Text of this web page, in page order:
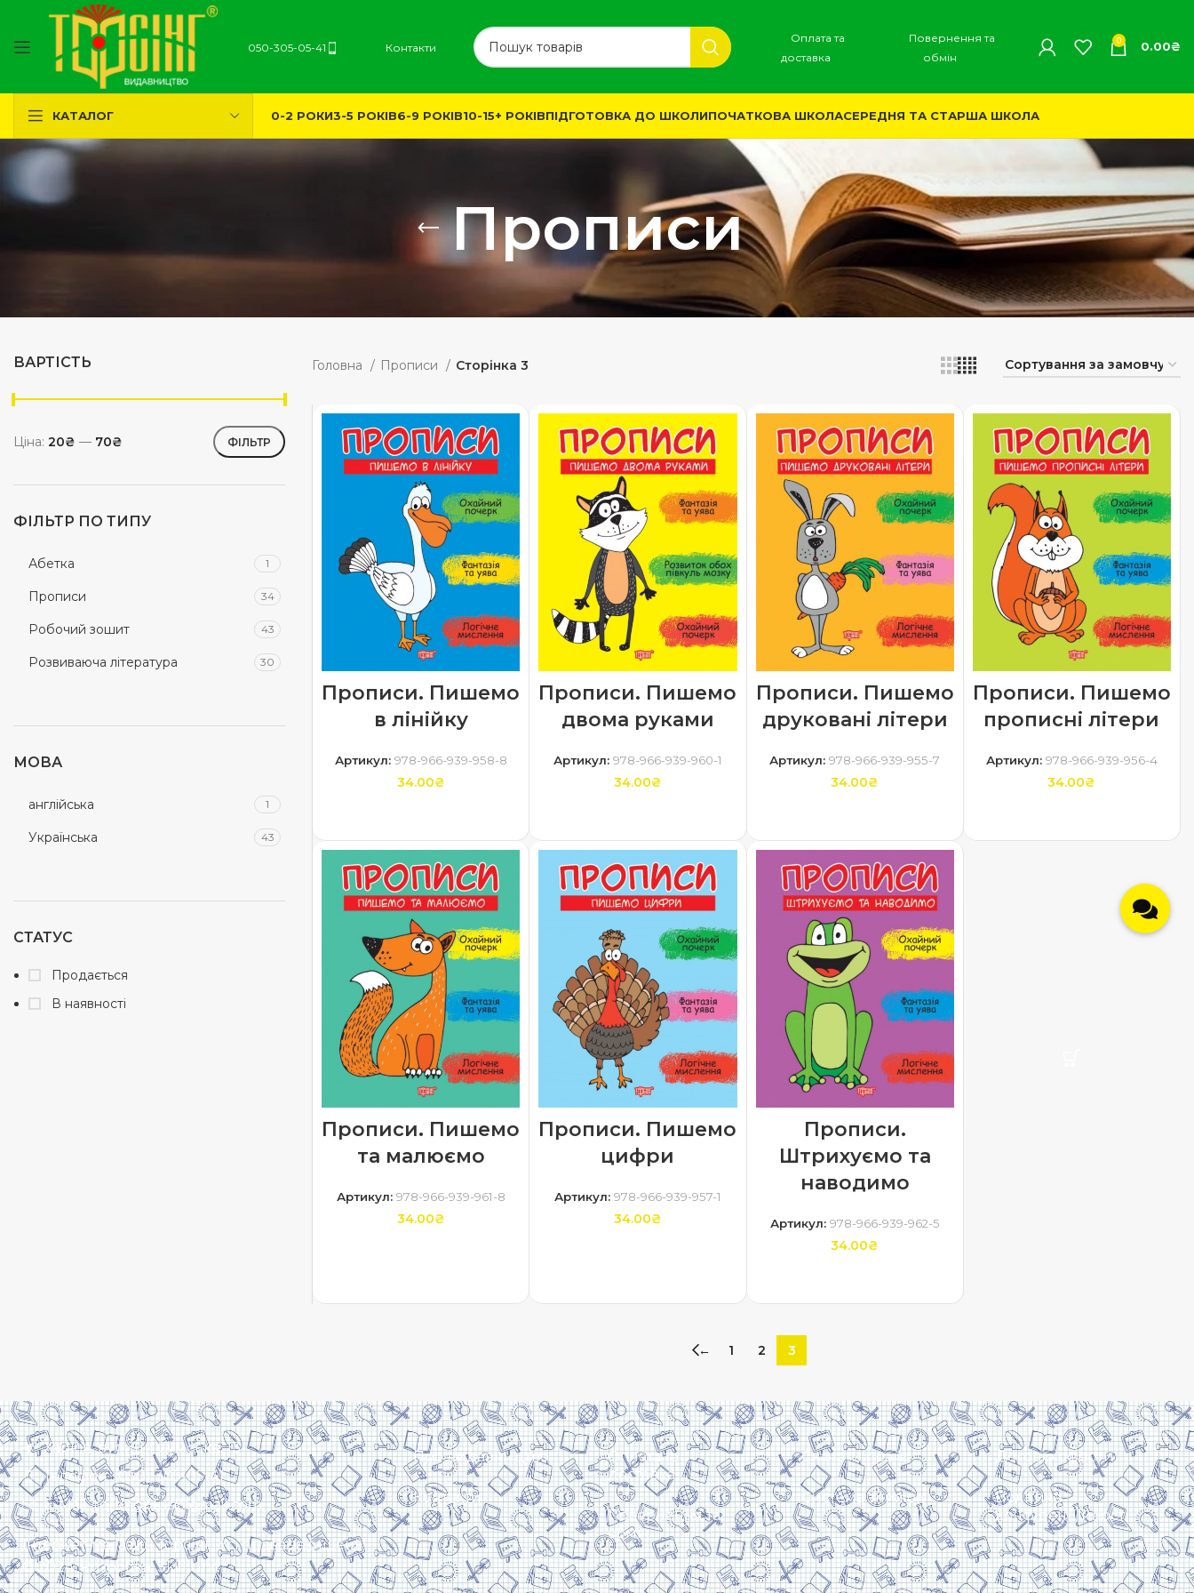
050-305-05-41 Контакти
Оплата та
доставка
Повернення та
обмін
0 0.00₴
КАТАЛОГ 0-2 РОКИ3-5 РОКІВ6-9 РОКІВ10-15+ РОКІВПІДГОТОВКА ДО ШКОЛИПОЧАТКОВА ШКОЛАСЕРЕДНЯ ТА СТАРША ШКОЛА
Прописи
ВАРТІСТЬ
ФІЛЬТР
Ціна: 20₴ — 70₴
ФІЛЬТР ПО ТИПУ
Абетка 1
Прописи 34
Робочий зошит 43
Розвиваюча література 30
МОВА
англійська 1
Українська 43
СТАТУС
Продається
В наявності
Головна Прописи Сторінка 3
Прописи. Пишемо
в лінійку
Артикул: 978-966-939-958-8
34.00₴
Прописи. Пишемо
двома руками
Артикул: 978-966-939-960-1
34.00₴
Прописи. Пишемо
друковані літери
Артикул:978-966-939-955-7
34.00₴
Прописи. Пишемо
прописні літери
Артикул: 978-966-939-956-4
34.00₴
Прописи. Пишемо
та малюємо
Артикул: 978-966-939-961-8
34.00₴
Прописи. Пишемо
цифри
Артикул: 978-966-939-957-1
34.00₴
Прописи.
Штрихуємо та
наводимо
Артикул: 978-966-939-962-5
34.00₴
← 1 2 3
Харків, вулиця Сумська, 13
Телефон: (050) 305-05-41
E-Mail: torsingplus@gmail.com
Інтернет-магазин Торсінг. Усі права захищені
© 2024. Розробка:Skill Unit
Про видавництво
Контакти
Оплата та
доставка
Повернення та
обмін
Скачати прайс
Система знижок
Договір оферти
Політика
конфіденційності